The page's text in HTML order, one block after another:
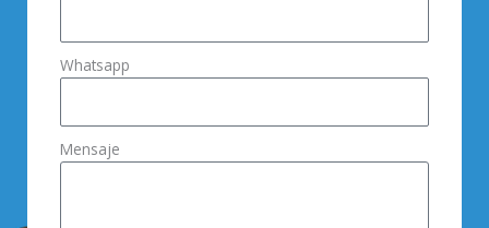
Whatsapp
Mensaje